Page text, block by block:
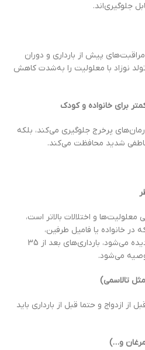
جلوگیری‌اند.
مراقبت‌های پیش از بارداری و دوران
نوزاد با معلولیت را به‌شدت کاهش
برای خانواده و کودک
پرخرج جلوگیری می‌کند، بلکه
عاطفی شدید محافظت می‌کند.
و اختلالات بالاتر است،
در خانواده یا فامیل طرفین،
نشانه‌هایی از بیماری‌های خاص دیده می‌شود، بارداری‌های بعد از 35
می‌شود.
تالاسمی)
ازدواج و حتما قبل از بارداری باید
و…)